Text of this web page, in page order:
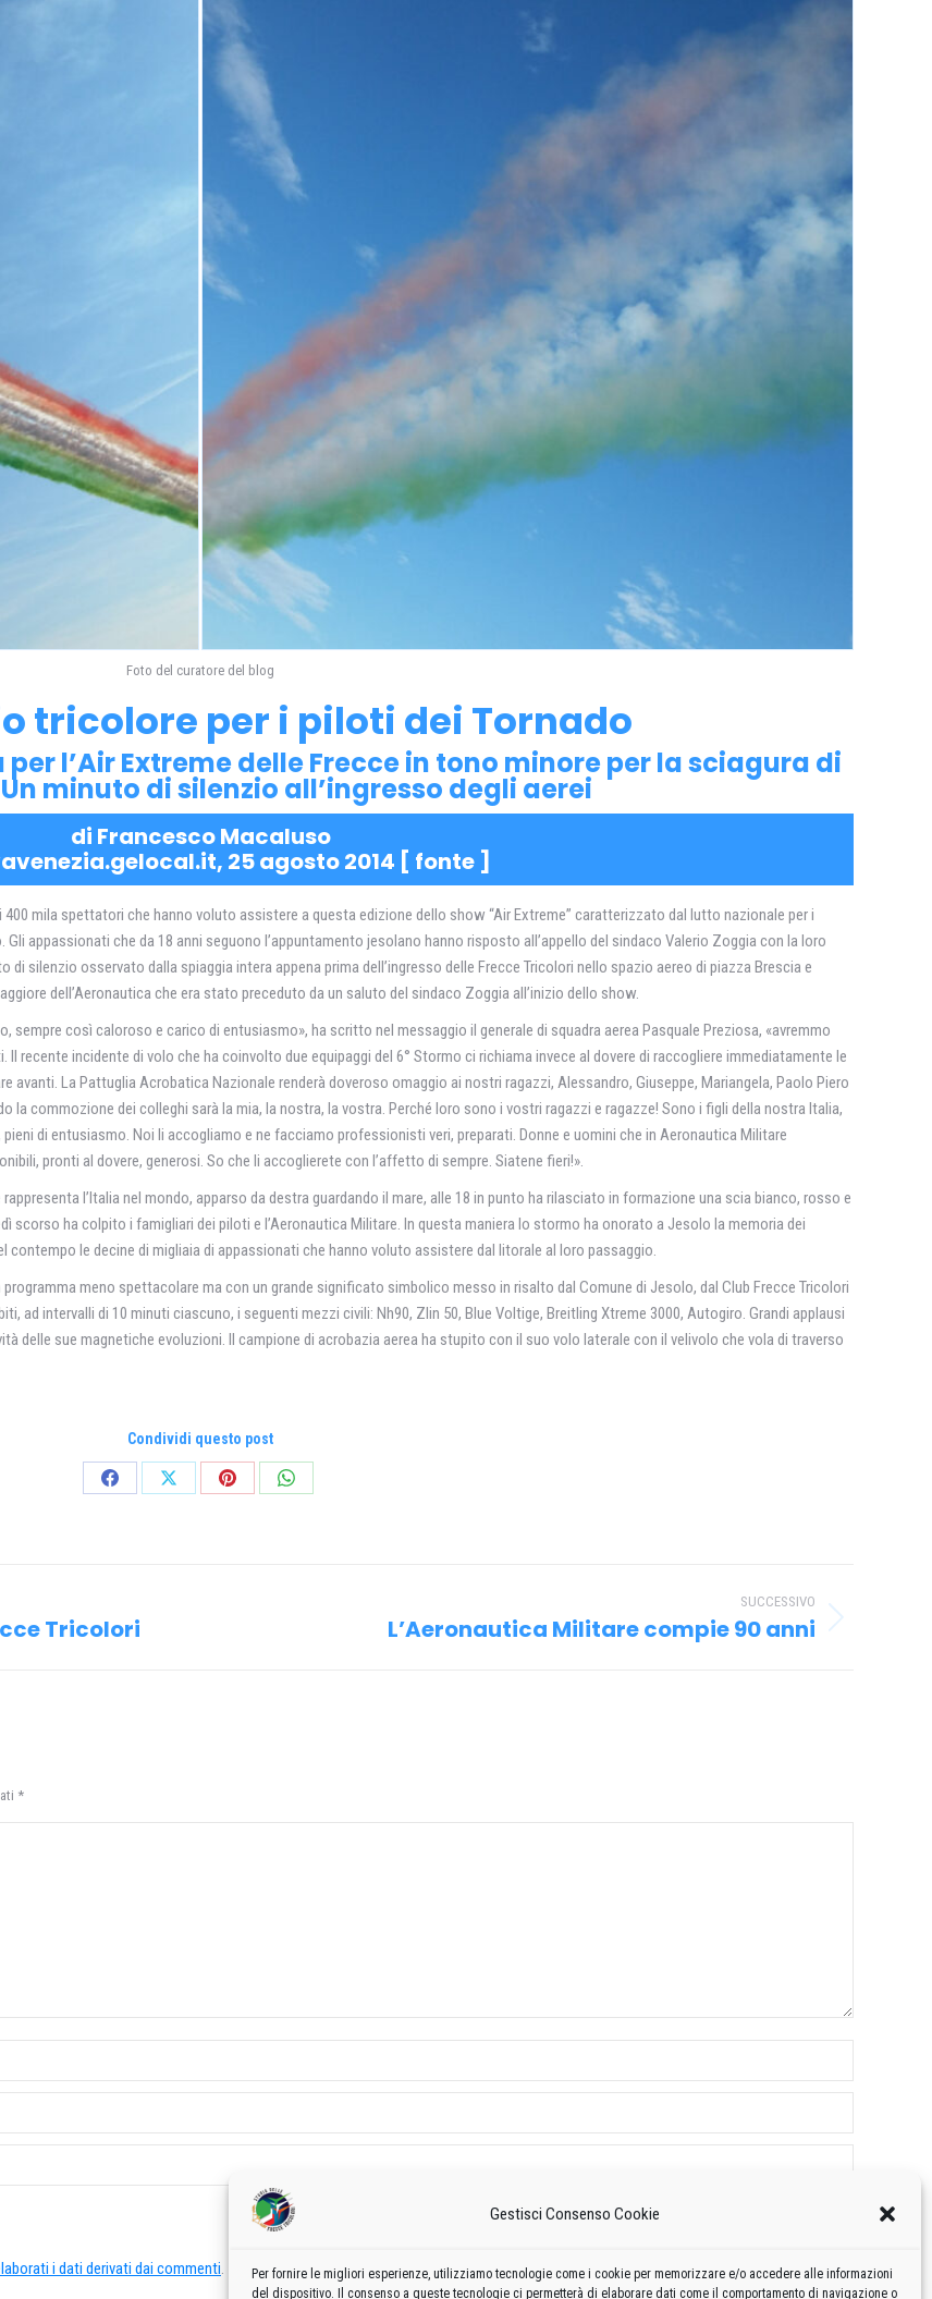
Gestisci Consenso Cookie
Per fornire le migliori esperienze, utilizziamo tecnologie come i cookie per memorizzare e/o accedere alle informazioni
del dispositivo. Il consenso a queste tecnologie ci permetterà di elaborare dati come il comportamento di navigazione o
Foto del curatore del blog
tricolore per i piloti dei Tornado
l’Air Extreme delle Frecce in tono minore per la sciagura di
minuto di silenzio all’ingresso degli aerei
di Francesco Macaluso
25 agosto 2014 [ fonte ]
mila spettatori che hanno voluto assistere a questa edizione dello show “Air Extreme” caratterizzato dal lutto nazionale per i
appassionati che da 18 anni seguono l’appuntamento jesolano hanno risposto all’appello del sindaco Valerio Zoggia con la loro
silenzio osservato dalla spiaggia intera appena prima dell’ingresso delle Frecce Tricolori nello spazio aereo di piazza Brescia e
dell’Aeronautica che era stato preceduto da un saluto del sindaco Zoggia all’inizio dello show.
così caloroso e carico di entusiasmo», ha scritto nel messaggio il generale di squadra aerea Pasquale Preziosa, «avremmo
recente incidente di volo che ha coinvolto due equipaggi del 6° Stormo ci richiama invece al dovere di raccogliere immediatamente le
avanti. La Pattuglia Acrobatica Nazionale renderà doveroso omaggio ai nostri ragazzi, Alessandro, Giuseppe, Mariangela, Paolo Piero
la commozione dei colleghi sarà la mia, la nostra, la vostra. Perché loro sono i vostri ragazzi e ragazze! Sono i figli della nostra Italia,
di entusiasmo. Noi li accogliamo e ne facciamo professionisti veri, preparati. Donne e uomini che in Aeronautica Militare
pronti al dovere, generosi. So che li accoglierete con l’affetto di sempre. Siatene fieri!».
l’Italia nel mondo, apparso da destra guardando il mare, alle 18 in punto ha rilasciato in formazione una scia bianco, rosso e
scorso ha colpito i famigliari dei piloti e l’Aeronautica Militare. In questa maniera lo stormo ha onorato a Jesolo la memoria dei
le decine di migliaia di appassionati che hanno voluto assistere dal litorale al loro passaggio.
meno spettacolare ma con un grande significato simbolico messo in risalto dal Comune di Jesolo, dal Club Frecce Tricolori
ad intervalli di 10 minuti ciascuno, i seguenti mezzi civili: Nh90, Zlin 50, Blue Voltige, Breitling Xtreme 3000, Autogiro. Grandi applausi
delle sue magnetiche evoluzioni. Il campione di acrobazia aerea ha stupito con il suo volo laterale con il velivolo che vola di traverso
Condividi questo post
CondividiCondividiCondividiCondividi
Tricolori
SUCCESSIVO
L’Aeronautica Militare compie 90 anni
*
i dati derivati dai commenti.